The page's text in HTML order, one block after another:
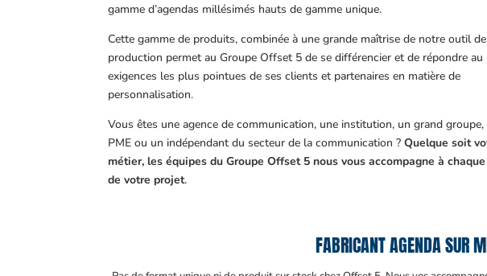
gamme d’agendas millésimés hauts de gamme unique.
Cette gamme de produits, combinée à une grande maîtrise de notre outil de
production permet au Groupe Offset 5 de se différencier et de répondre au
exigences les plus pointues de ses clients et partenaires en matière de
personnalisation.
Vous êtes une agence de communication, une institution, un grand groupe,
PME ou un indépendant du secteur de la communication ?Quelque soit
métier, les équipes du Groupe Offset 5 nous vous accompagne à
de votre projet.
FABRICANT AGENDA SUR